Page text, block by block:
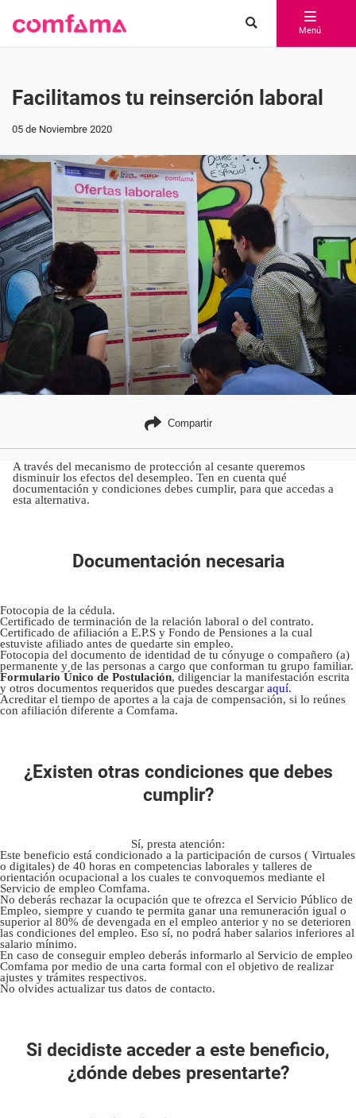
Menú
Facilitamos tu reinserción laboral
05 de Noviembre 2020
Compartir
A través del mecanismo de protección al cesante queremos
disminuir los efectos del desempleo. Ten en cuenta qué
documentación y condiciones debes cumplir, para que accedas a
esta alternativa.
Documentación necesaria
Fotocopia de la cédula.
Certificado de terminación de la relación laboral o del contrato.
Certificado de afiliación a E.P.S y Fondo de Pensiones a la cual
estuviste afiliado antes de quedarte sin empleo.
Fotocopia del documento de identidad de tu cónyuge o compañero (a)
permanente y de las personas a cargo que conforman tu grupo familiar.
Formulario Único de Postulación, diligenciar la manifestación escrita
y otros documentos requeridos que puedes descargar aquí.
Acreditar el tiempo de aportes a la caja de compensación, si lo reúnes
con afiliación diferente a Comfama.
¿Existen otras condiciones que debes
cumplir?
Sí, presta atención:
Este beneficio está condicionado a la participación de cursos ( Virtuales
o digitales) de 40 horas en competencias laborales y talleres de
orientación ocupacional a los cuales te convoquemos mediante el
Servicio de empleo Comfama.
No deberás rechazar la ocupación que te ofrezca el Servicio Público de
Empleo, siempre y cuando te permita ganar una remuneración igual o
superior al 80% de devengada en el empleo anterior y no se deterioren
las condiciones del empleo. Eso sí, no podrá haber salarios inferiores al
salario mínimo.
En caso de conseguir empleo deberás informarlo al Servicio de empleo
Comfama por medio de una carta formal con el objetivo de realizar
ajustes y trámites respectivos.
No olvides actualizar tus datos de contacto.
Si decidiste acceder a este beneficio,
¿dónde debes presentarte?